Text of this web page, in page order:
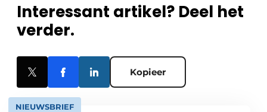
Interessant artikel? Deel het
verder.
Kopieer
NIEUWSBRIEF